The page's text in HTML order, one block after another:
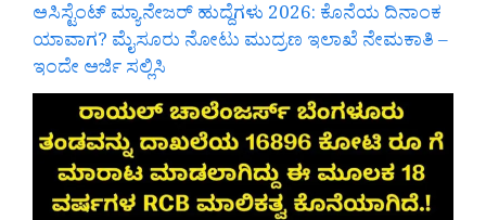
ಅಸಿಸ್ಟೆಂಟ್ ಮ್ಯಾನೇಜರ್ ಹುದ್ದೆಗಳು 2026: ಕೊನೆಯ ದಿನಾಂಕ
ಯಾವಾಗ? ಮೈಸೂರು ನೋಟು ಮುದ್ರಣ ಇಲಾಖೆ ನೇಮಕಾತಿ –
ಇಂದೇ ಅರ್ಜಿ ಸಲ್ಲಿಸಿ